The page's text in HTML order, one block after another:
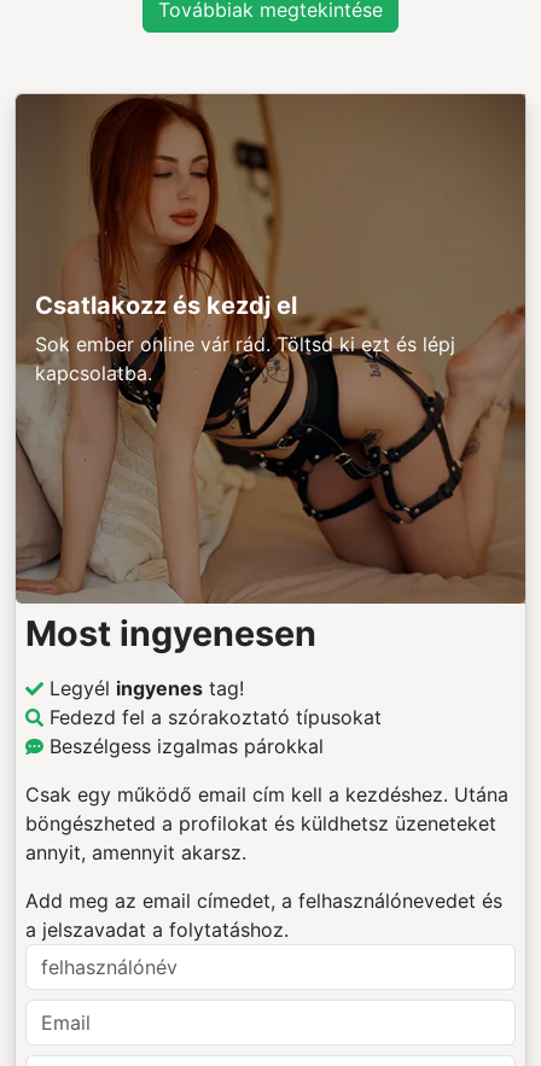
Továbbiak megtekintése
Csatlakozz és kezdj el
Sok ember online vár rád. Töltsd ki ezt és lépj
kapcsolatba.
Most ingyenesen
Legyél ingyenes tag!
Fedezd fel a szórakoztató típusokat
Beszélgess izgalmas párokkal
Csak egy működő email cím kell a kezdéshez. Utána
böngészheted a profilokat és küldhetsz üzeneteket
annyit, amennyit akarsz.
Add meg az email címedet, a felhasználónevedet és
a jelszavadat a folytatáshoz.